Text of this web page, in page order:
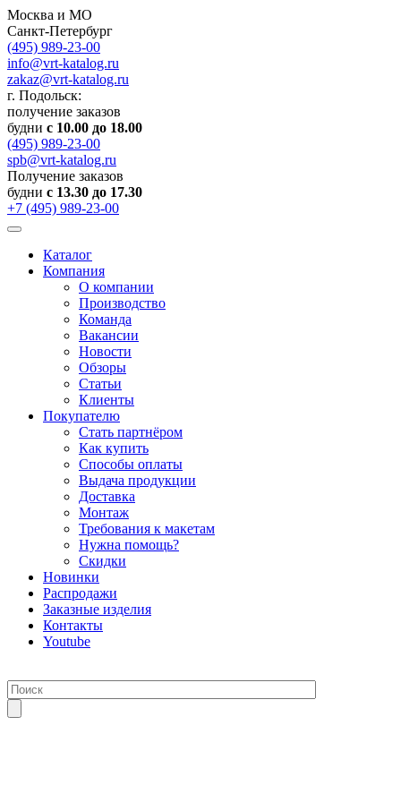
Москва и МО
Санкт-Петербург
(495) 989-23-00
info@vrt-katalog.ru
zakaz@vrt-katalog.ru
г. Подольск:
получение заказов
будни с 10.00 до 18.00
(495) 989-23-00
spb@vrt-katalog.ru
Получение заказов
будни с 13.30 до 17.30
+7 (495) 989-23-00
Каталог
Компания
О компании
Производство
Команда
Вакансии
Новости
Обзоры
Статьи
Клиенты
Покупателю
Стать партнёром
Как купить
Способы оплаты
Выдача продукции
Доставка
Монтаж
Требования к макетам
Нужна помощь?
Скидки
Новинки
Распродажи
Заказные изделия
Контакты
Youtube